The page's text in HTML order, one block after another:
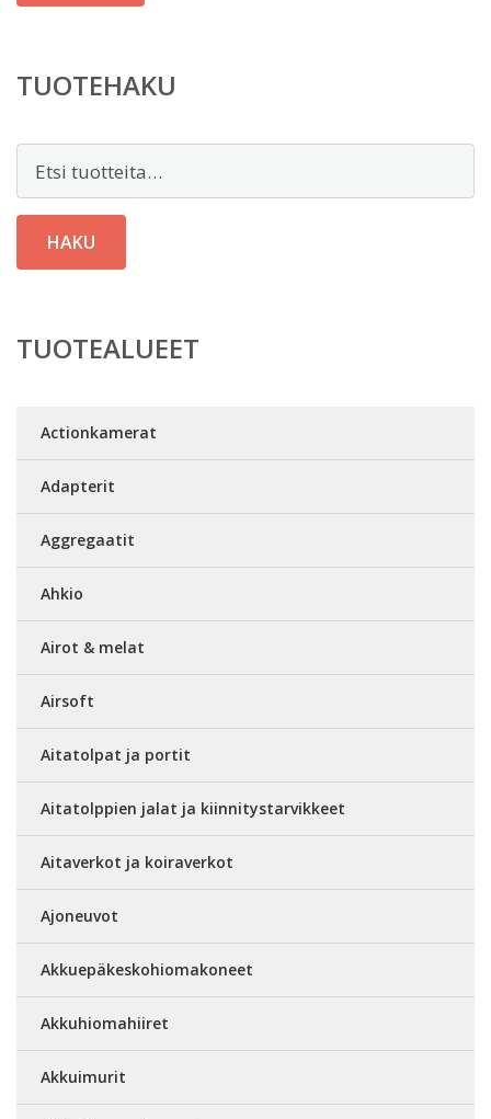
TUOTEHAKU
HAKU
TUOTEALUEET
Actionkamerat
Adapterit
Aggregaatit
Ahkio
Airot & melat
Airsoft
Aitatolpat ja portit
Aitatolppien jalat ja kiinnitystarvikkeet
Aitaverkot ja koiraverkot
Ajoneuvot
Akkuepäkeskohiomakoneet
Akkuhiomahiiret
Akkuimurit